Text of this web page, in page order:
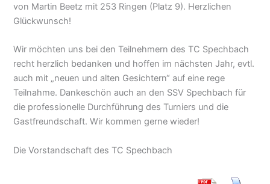
von Martin Beetz mit 253 Ringen (Platz 9). Herzlichen
Glückwunsch!
Wir möchten uns bei den Teilnehmern des TC Spechbach
recht herzlich bedanken und hoffen im nächsten Jahr, evtl.
auch mit „neuen und alten Gesichtern“ auf eine rege
Teilnahme. Dankeschön auch an den SSV Spechbach für
die professionelle Durchführung des Turniers und die
Gastfreundschaft. Wir kommen gerne wieder!
Die Vorstandschaft des TC Spechbach